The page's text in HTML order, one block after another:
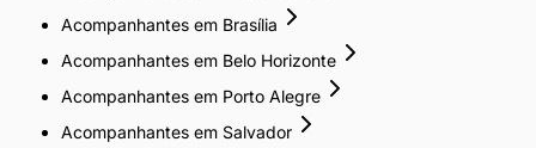
Acompanhantesem Brasília
Acompanhantesem Belo Horizonte
Acompanhantesem Porto Alegre
Acompanhantesem Salvador